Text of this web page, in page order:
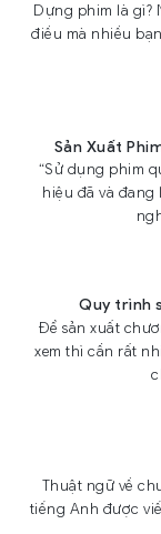
Dựng phim là gì?
điều mà nhiều
Sản Xuất
“Sử dụng phim
hiệu đã và
Quy trình
Để sản xuất
xem thì cần rất
Thuật ngữ về
tiếng Anh được